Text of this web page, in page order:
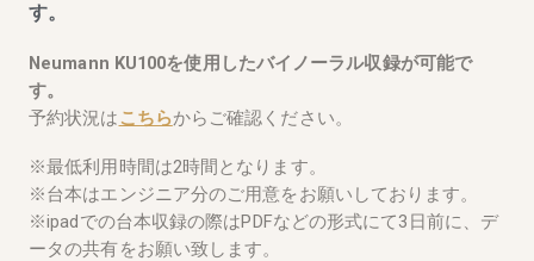
す。
Neumann KU100を使用したバイノーラル収録が可能で
す。
予約状況は こちらからご確認ください。
※最低利用時間は2時間となります。
※台本はエンジニア分のご用意をお願いしております。
※ipadでの台本収録の際はPDFなどの形式にて3日前に、デ
ータの共有をお願い致します。